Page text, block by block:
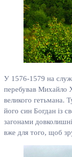
У 1576-1579 на
перебував Михайло
великого гетьмана.
його син Богдан із
загонами
вже для того, щоб